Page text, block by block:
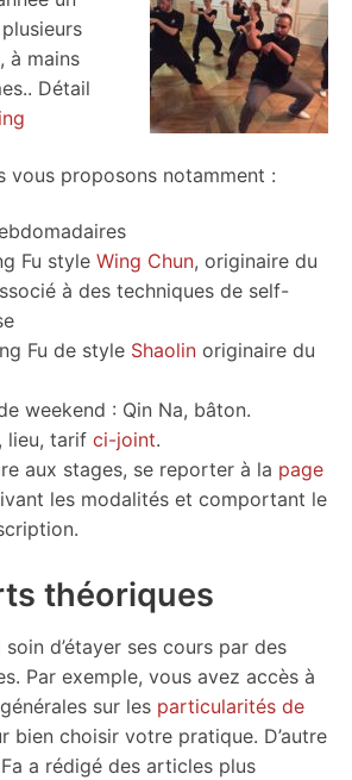
à mains
Détail
vous proposons notamment :
Fu style Wing Chun, originaire du
à des techniques de self-
Fu de style Shaolinoriginaire du
weekend : Qin Na, bâton.
lieu, tarif ci-joint.
aux stages, se reporter à la page
les modalités et comportant le
théoriques
soin d’étayer ses cours par des
Par exemple, vous avez accès à
sur les particularités de
bien choisir votre pratique. D’autre
a rédigé des articles plus